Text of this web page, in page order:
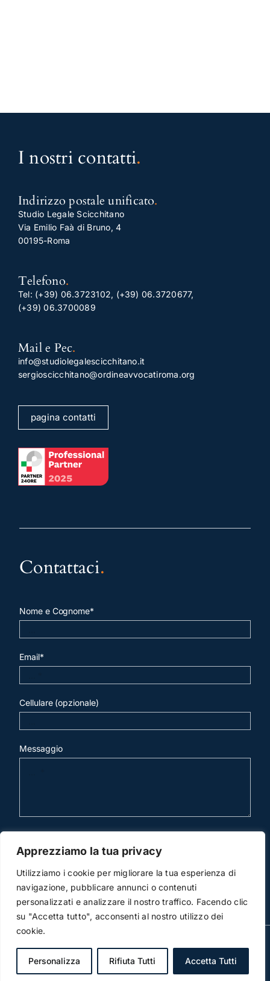
Apprezziamo la tua privacy
Utilizziamo i cookie per migliorare la tua esperienza di
navigazione, pubblicare annunci o contenuti
personalizzati e analizzare il nostro traffico. Facendo clic
su "Accetta tutto", acconsenti al nostro utilizzo dei
cookie.
Personalizza Rifiuta Tutti Accetta Tutti
I nostri contatti.
Indirizzo postale unificato.
Studio Legale Scicchitano
Via Emilio Faà di Bruno, 4
00195-Roma
Telefono.
Tel: (+39) 06.3723102, (+39) 06.3720677,
(+39) 06.3700089
Mail e Pec.
info@studiolegalescicchitano.it
sergioscicchitano@ordineavvocatiroma.org
pagina contatti
Contattaci.
Nome e Cognome*
Email*
Cellulare (opzionale)
Messaggio
invia mail
© Copyright 2012 -2016 | Studio Legale Scicchitano | All
Rights Reserved | Powered by
3DWorks